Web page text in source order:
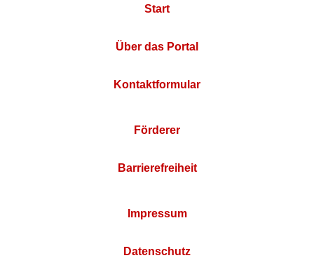
Start
Über das Portal
Kontaktformular
Förderer
Barrierefreiheit
Impressum
Datenschutz